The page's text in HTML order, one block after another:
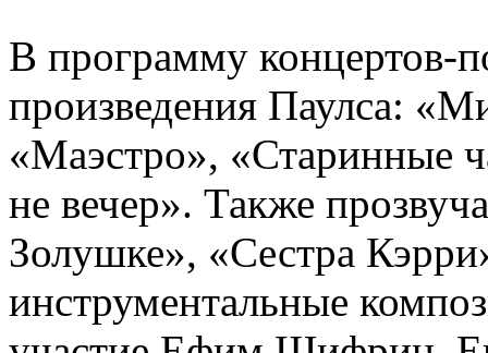
В программу концертов-
произведения Паулса:
«Маэстро», «Старинные
не вечер». Также
Золушке», «Сестра
инструментальные